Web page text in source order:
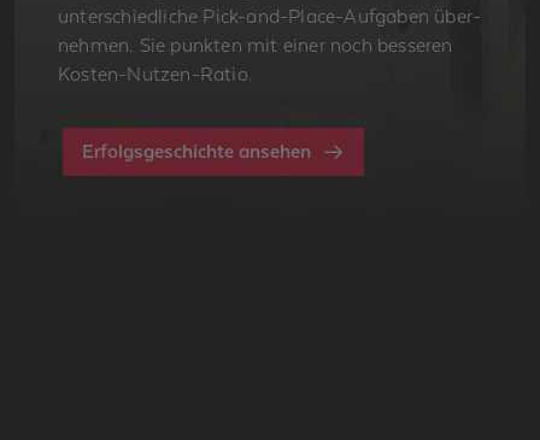
un­ter­schied­li­che Pick-and-Place-Auf­ga­ben über­
neh­men. Sie punk­ten mit einer noch bes­se­ren
Kos­ten-Nut­zen-Ratio.
Erfolgsgeschichte ansehen